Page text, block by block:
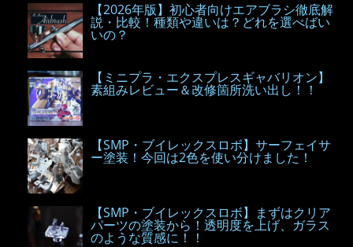
【2026年版】初心者向けエアブラシ徹底解
説・比較！種類や違いは？どれを選べばい
いの？
【ミニプラ・エクスプレスギャバリオン】
素組みレビュー＆改修箇所洗い出し！！
【SMP・ブイレックスロボ】サーフェイサ
ー塗装！今回は2色を使い分けました！
【SMP・ブイレックスロボ】まずはクリア
パーツの塗装から！透明度を上げ、ガラス
のような質感に！！